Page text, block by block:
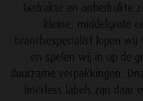
bedrukte en onbedrukte
kleine, middelgrote
branchespecialist lopen
en spelen wij in op de
duurzame verpakkingen.
linerless labels zijn daar